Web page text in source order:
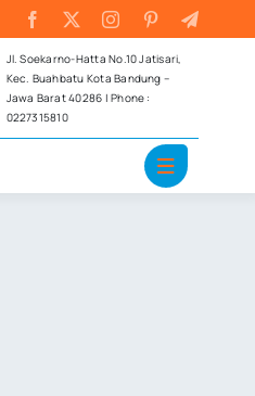
Jl. Soekarno-Hatta No.10 Jatisari,
Kec. Buahbatu Kota Bandung –
Jawa Barat 40286 | Phone :
0227315810